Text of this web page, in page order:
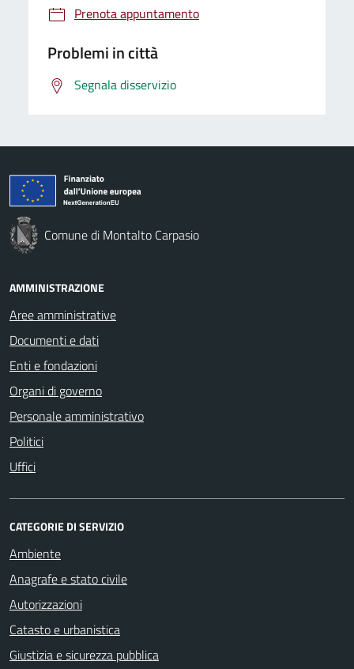
Prenota appuntamento
Problemi in città
Segnala disservizio
Comune di Montalto Carpasio
AMMINISTRAZIONE
Aree amministrative
Documenti e dati
Enti e fondazioni
Organi di governo
Personale amministrativo
Politici
Uffici
CATEGORIE DI SERVIZIO
Ambiente
Anagrafe e stato civile
Autorizzazioni
Catasto e urbanistica
Giustizia e sicurezza pubblica